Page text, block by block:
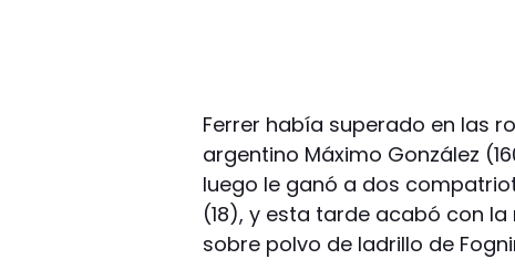
Ferrer había superado en las
argentino Máximo González
luego le ganó a dos
(18), y esta tarde acabó con
sobre polvo de ladrillo de